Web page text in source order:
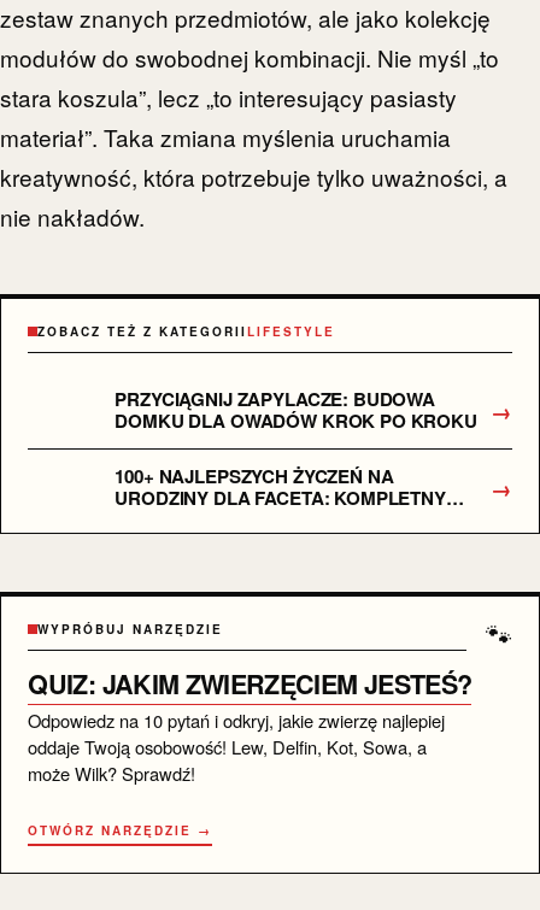
zestaw znanych przedmiotów, ale jako kolekcję
modułów do swobodnej kombinacji. Nie myśl „to
stara koszula”, lecz „to interesujący pasiasty
materiał”. Taka zmiana myślenia uruchamia
kreatywność, która potrzebuje tylko uważności, a
nie nakładów.
ZOBACZ TEŻ Z KATEGORIILIFESTYLE
PRZYCIĄGNIJ ZAPYLACZE: BUDOWA
DOMKU DLA OWADÓW KROK PO KROKU
→
100+ NAJLEPSZYCH ŻYCZEŃ NA
URODZINY DLA FACETA: KOMPLETNY
→
🐾
WYPRÓBUJ NARZĘDZIE
QUIZ: JAKIM ZWIERZĘCIEM JESTEŚ?
Odpowiedz na 10 pytań i odkryj, jakie zwierzę najlepiej
oddaje Twoją osobowość! Lew, Delfin, Kot, Sowa, a
może Wilk? Sprawdź!
OTWÓRZ NARZĘDZIE →